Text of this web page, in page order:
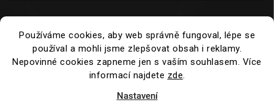
Používáme cookies, aby web správně fungoval, lépe se
používal a mohli jsme zlepšovat obsah i reklamy.
Nepovinné cookies zapneme jen s vaším souhlasem. Více
informací najdete zde.
Nastavení
. Všechna práva vyhrazena.